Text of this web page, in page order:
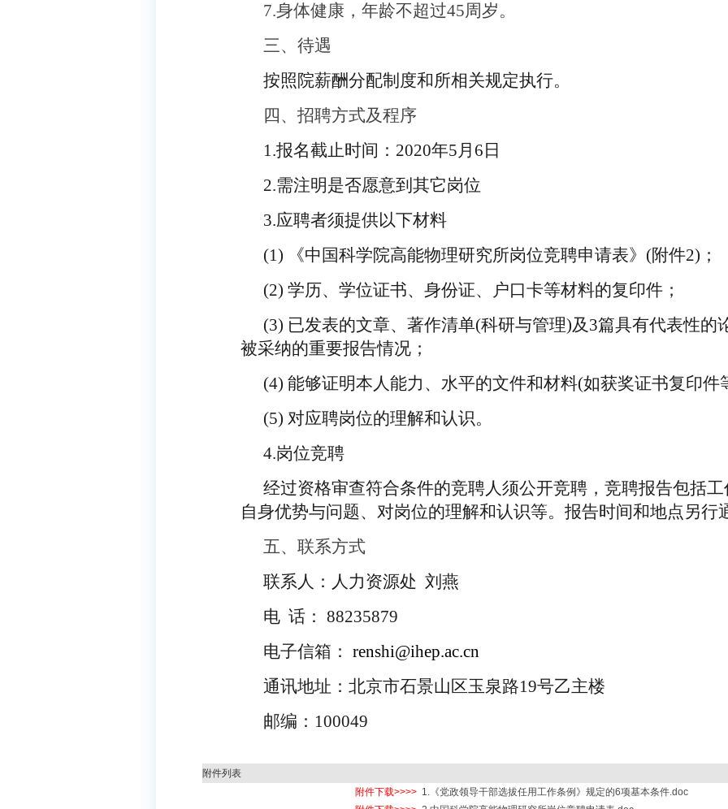
7.身体健康，年龄不超过45周岁。
三、待遇
按照院薪酬分配制度和所相关规定执行。
四、招聘方式及程序
1.报名截止时间： 2020年5月 6 日
2.需注明是否愿意到其它岗位
3.应聘者须提供以下材料
(1)
《中国科学院高能物理研究所岗位竞聘申请表》 (附件2) ；
(2) 学历、学位证书、身份证、户口卡等材料的复印件；
(3) 已发表的文章、著作清单(科研与管理)及 3篇具有代表性的
被采纳的重要报告情况；
(4) 能够证明本人能力、水平的文件和材料(如获奖证书复印件
(5) 对应聘岗位的理解和认识。
4.岗位竞聘
经过资格审查符合条件的竞聘人须公开竞聘，竞聘报告包括
自身优势与问题、对岗位的理解和认识等。报告时间和地点另行
五、联系方式
联系人：人力资源处 刘燕
电 话： 88235879
电子信箱： renshi@ihep.ac.cn
通讯地址：北京市石景山区玉泉路19号乙主楼
邮编： 100049
附件列表
附件下载>>>> 1.《党政领导干部选拔任用工作条例》规定的6项基本条件.doc